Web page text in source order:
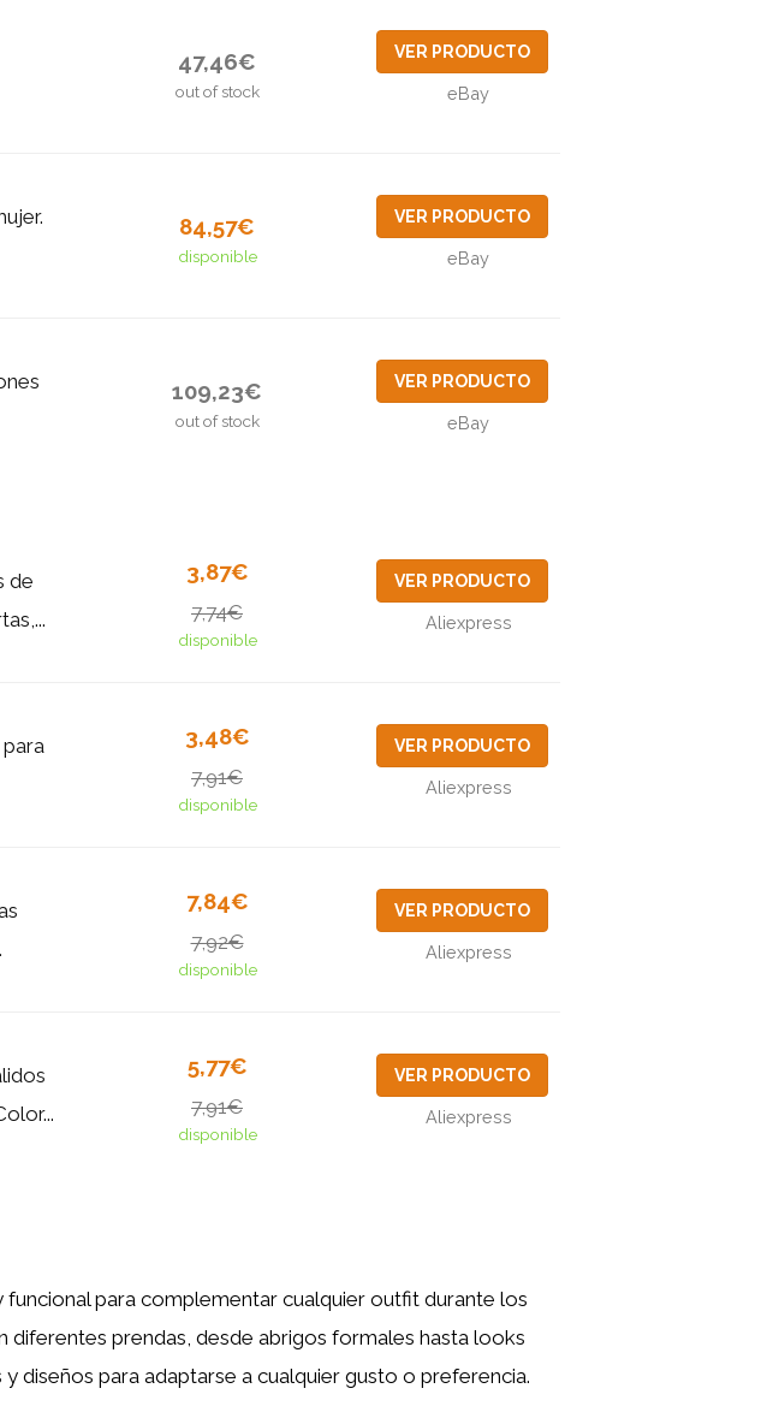
47,46€
out of stock
VER PRODUCTO
eBay
84,57€
disponible
VER PRODUCTO
eBay
109,23€
out of stock
VER PRODUCTO
eBay
de
3,87€
7,74€
disponible
VER PRODUCTO
Aliexpress
3,48€
7,91€
disponible
VER PRODUCTO
Aliexpress
7,84€
7,92€
disponible
VER PRODUCTO
Aliexpress
5,77€
7,91€
disponible
VER PRODUCTO
Aliexpress
para complementar cualquier outfit durante los
diferentes prendas, desde abrigos formales hasta looks
diseños para adaptarse a cualquier gusto o preferencia.